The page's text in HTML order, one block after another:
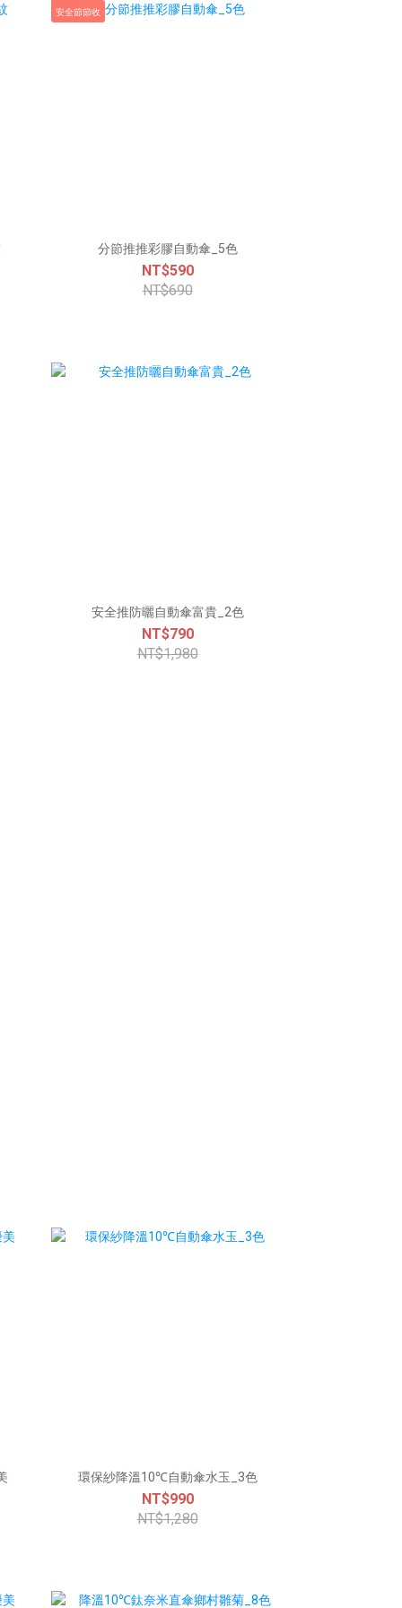
安全節節收
分節推推彩膠自動傘_5色
NT$590
NT$690
安全推防曬自動傘富貴_2色
NT$790
NT$1,980
環保紗降溫10℃自動傘水玉_3色
NT$990
NT$1,280